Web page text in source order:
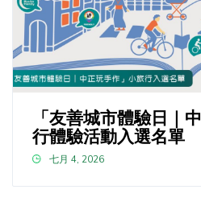
「友善城市體驗日｜
行體驗活動入選名單
七月 4, 2026